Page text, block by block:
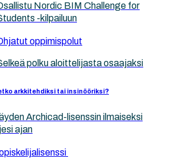
Nordic BIM Challenge for
-kilpailuun
oppimispolut
polku aloittelijasta osaajaksi
arkkitehdiksi tai insinööriksi?
Archicad-lisenssin ilmaiseksi
ajan